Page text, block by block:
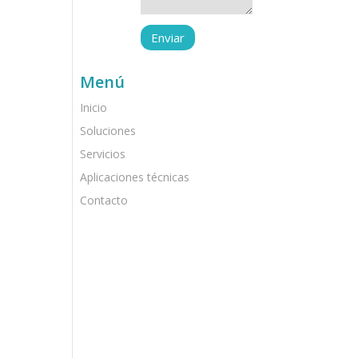
Menú
Inicio
Soluciones
Servicios
Aplicaciones técnicas
Contacto